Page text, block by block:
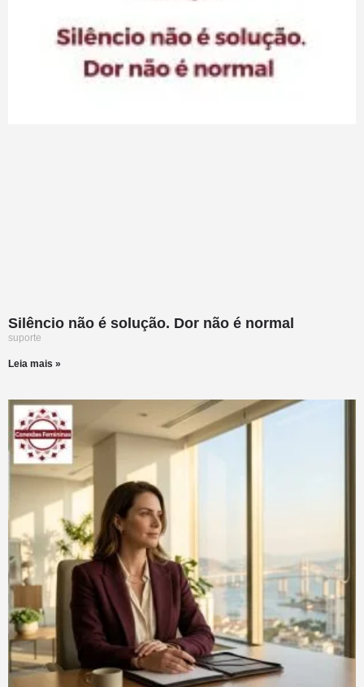
Silêncio não é solução. Dor não é normal
suporte
Leia mais »